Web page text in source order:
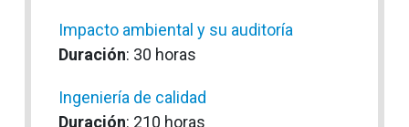
Impacto ambiental y su auditoría
Duración: 30 horas
Ingeniería de calidad
Duración: 210 horas